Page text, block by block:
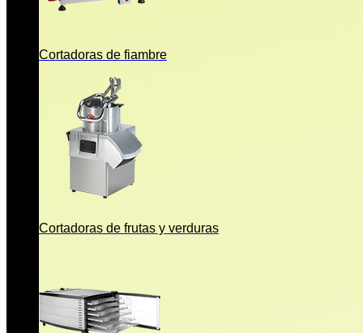
Cortadoras de fiambre
Cortadoras de frutas y verduras